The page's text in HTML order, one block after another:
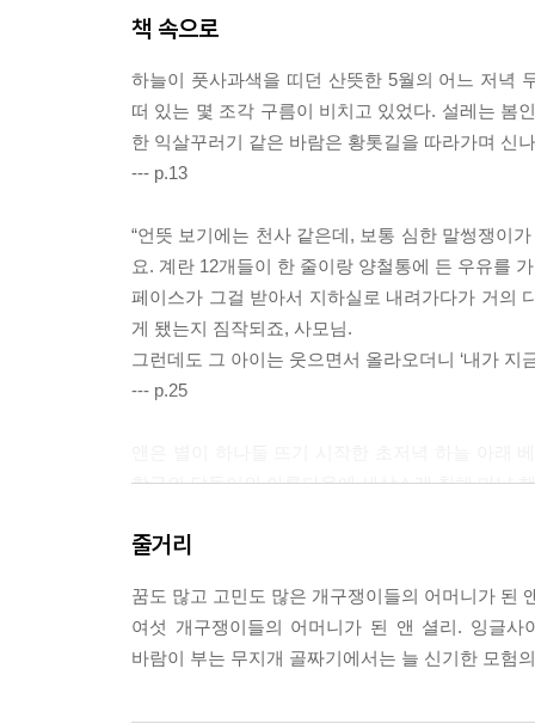
책 속으로
하늘이 풋사과색을 띠던 산뜻한 5월의 어느 저녁
떠 있는 몇 조각 구름이 비치고 있었다. 설레는 봄
한 익살꾸러기 같은 바람은 황톳길을 따라가며 신
--- p.13
“언뜻 보기에는 천사 같은데, 보통 심한 말썽쟁이
요. 계란 12개들이 한 줄이랑 양철통에 든 우유를
페이스가 그걸 받아서 지하실로 내려가다가 거의
게 됐는지 짐작되죠, 사모님.
그런데도 그 아이는 웃으면서 올라오더니 ‘내가
--- p.25
항구의 달돋이의 아름다움에 새삼스레 취해 마냥
크게 뜨고 에메랄드빛 안개에 둘러싸인 듯한 못가
에 두둥실 떠 있는 것을 올려다보았다가 했다. 그
밑에 잠들어 있는 수 세대 전 선조들의 기쁨과 슬
줄거리
꿈도 많고 고민도 많은 개구쟁이들의 어머니가 된
여섯 개구쟁이들의 어머니가 된 앤 셜리. 잉글
바람이 부는 무지개 골짜기에서는 늘 신기한 모험